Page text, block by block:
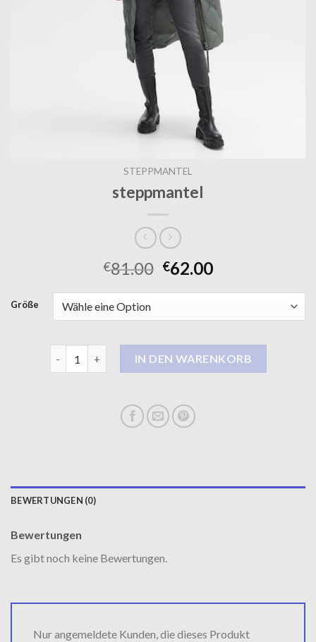
STEPPMANTEL
steppmantel
€81.00 €62.00
Größe
IN DEN WARENKORB
BEWERTUNGEN (0)
Bewertungen
Es gibt noch keine Bewertungen.
Nur angemeldete Kunden, die dieses Produkt